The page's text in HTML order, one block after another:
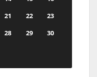
21 22
23
28 29
30